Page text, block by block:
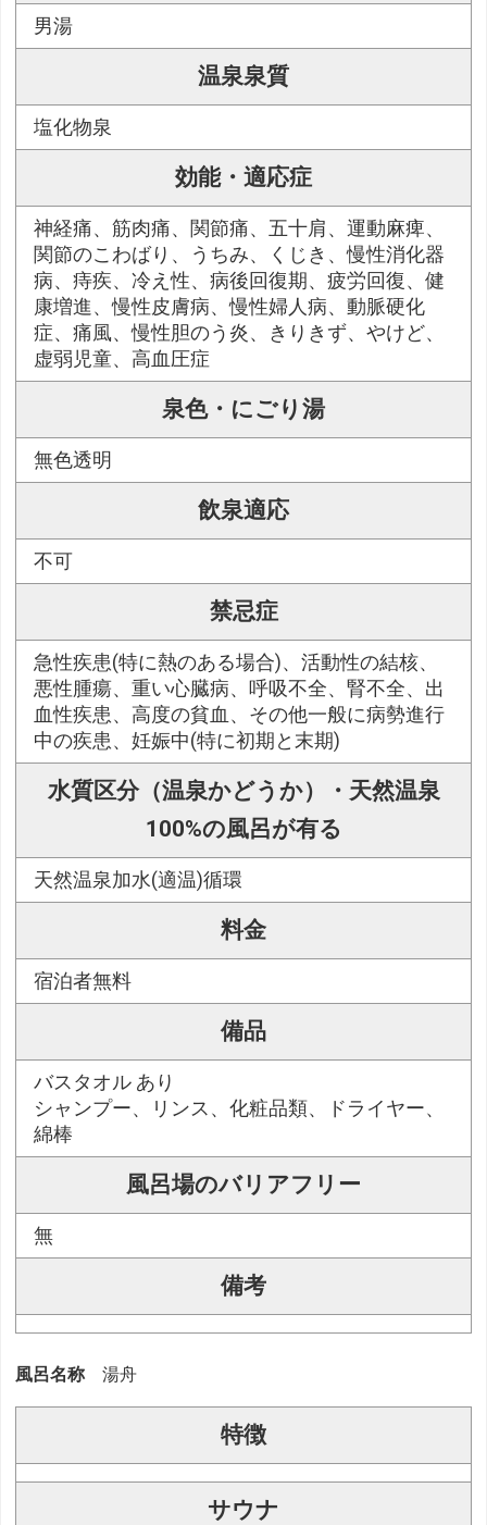
男湯
温泉泉質
塩化物泉
効能・適応症
神経痛、筋肉痛、関節痛、五十肩、運動麻痺、
関節のこわばり、うちみ、くじき、慢性消化器
病、痔疾、冷え性、病後回復期、疲労回復、健
康増進、慢性皮膚病、慢性婦人病、動脈硬化
症、痛風、慢性胆のう炎、きりきず、やけど、
虚弱児童、高血圧症
泉色・にごり湯
無色透明
飲泉適応
不可
禁忌症
急性疾患(特に熱のある場合)、活動性の結核、
悪性腫瘍、重い心臓病、呼吸不全、腎不全、出
血性疾患、高度の貧血、その他一般に病勢進行
中の疾患、妊娠中(特に初期と末期)
水質区分（温泉かどうか）・天然温泉
100%の風呂が有る
天然温泉加水(適温)循環
料金
宿泊者無料
備品
バスタオル あり
シャンプー、リンス、化粧品類、ドライヤー、
綿棒
風呂場のバリアフリー
無
備考
風呂名称 湯舟
特徴
サウナ